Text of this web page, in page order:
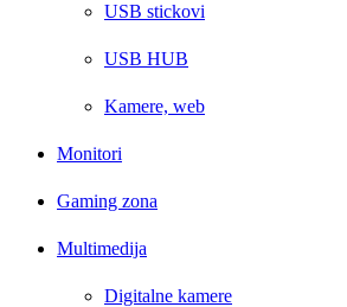
USB stickovi
USB HUB
Kamere, web
Monitori
Gaming zona
Multimedija
Digitalne kamere